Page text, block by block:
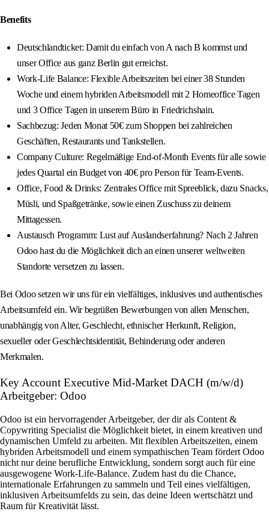
Benefits
Deutschlandticket: Damit du einfach von A nach B kommst und
unser Office aus ganz Berlin gut erreichst.
Work‑Life Balance: Flexible Arbeitszeiten bei einer 38 Stunden
Woche und einem hybriden Arbeitsmodell mit 2 Homeoffice Tagen
und 3 Office Tagen in unserem Büro in Friedrichshain.
Sachbezug: Jeden Monat 50€ zum Shoppen bei zahlreichen
Geschäften, Restaurants und Tankstellen.
Company Culture: Regelmäßige End‑of‑Month Events für alle sowie
jedes Quartal ein Budget von 40€ pro Person für Team‑Events.
Office, Food & Drinks: Zentrales Office mit Spreeblick, dazu Snacks,
Müsli, und Spaßgetränke, sowie einen Zuschuss zu deinem
Mittagessen.
Austausch Programm: Lust auf Auslandserfahrung? Nach 2 Jahren
Odoo hast du die Möglichkeit dich an einen unserer weltweiten
Standorte versetzen zu lassen.
Bei Odoo setzen wir uns für ein vielfältiges, inklusives und authentisches
Arbeitsumfeld ein. Wir begrüßen Bewerbungen von allen Menschen,
unabhängig von Alter, Geschlecht, ethnischer Herkunft, Religion,
sexueller oder Geschlechtsidentität, Behinderung oder anderen
Merkmalen.
Key Account Executive Mid-Market DACH (m/w/d)
Arbeitgeber: Odoo
Odoo ist ein hervorragender Arbeitgeber, der dir als Content &
Copywriting Specialist die Möglichkeit bietet, in einem kreativen und
dynamischen Umfeld zu arbeiten. Mit flexiblen Arbeitszeiten, einem
hybriden Arbeitsmodell und einem sympathischen Team fördert Odoo
nicht nur deine berufliche Entwicklung, sondern sorgt auch für eine
ausgewogene Work-Life-Balance. Zudem hast du die Chance,
internationale Erfahrungen zu sammeln und Teil eines vielfältigen,
inklusiven Arbeitsumfelds zu sein, das deine Ideen wertschätzt und
Raum für Kreativität lässt.